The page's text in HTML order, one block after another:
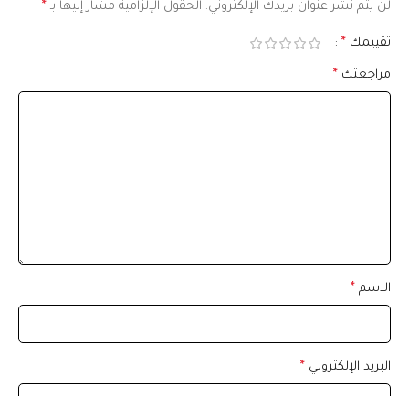
لن يتم نشر عنوان بريدك الإلكتروني. الحقول الإلزامية مشار إليها بـ *
تقييمك *
مراجعتك *
الاسم *
البريد الإلكتروني *